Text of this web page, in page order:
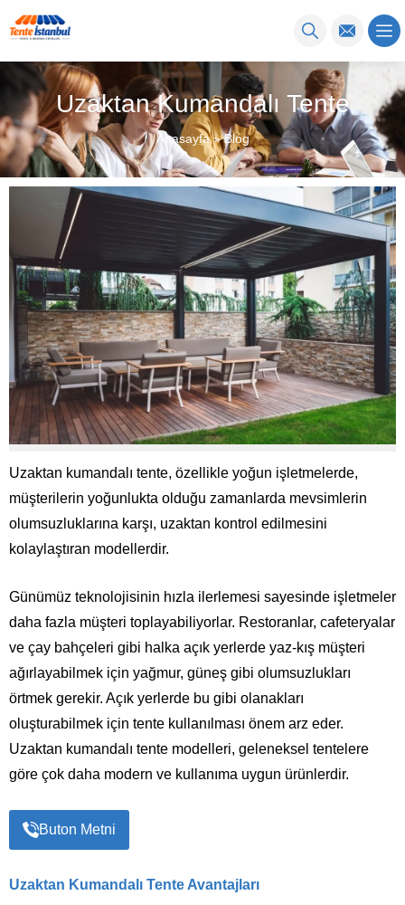
Uzaktan Kumandalı Tente
Anasayfa»Blog
Uzaktan kumandalı tente, özellikle yoğun işletmelerde,
müşterilerin yoğunlukta olduğu zamanlarda mevsimlerin
olumsuzluklarına karşı, uzaktan kontrol edilmesini
kolaylaştıran modellerdir.
Günümüz teknolojisinin hızla ilerlemesi sayesinde işletmeler
daha fazla müşteri toplayabiliyorlar. Restoranlar, cafeteryalar
ve çay bahçeleri gibi halka açık yerlerde yaz-kış müşteri
ağırlayabilmek için yağmur, güneş gibi olumsuzlukları
örtmek gerekir. Açık yerlerde bu gibi olanakları
oluşturabilmek için tente kullanılması önem arz eder.
Uzaktan kumandalı tente modelleri, geleneksel tentelere
göre çok daha modern ve kullanıma uygun ürünlerdir.
Buton Metni
Uzaktan Kumandalı Tente Avantajları